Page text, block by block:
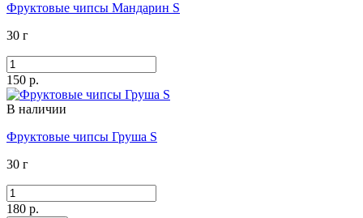
Фруктовые чипсы Мандарин S
30 г
150 р.
В наличии
Фруктовые чипсы Груша S
30 г
180 р.